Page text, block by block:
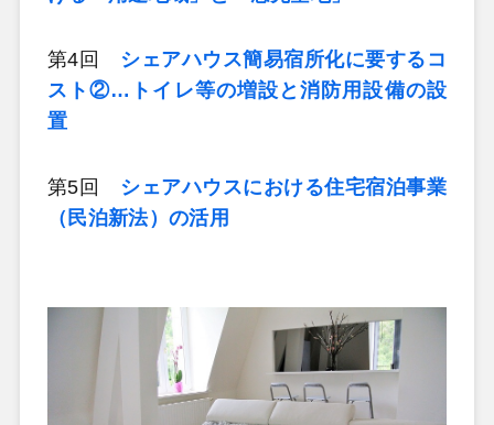
第4回 シェアハウス簡易宿所化に要するコ
スト②…トイレ等の増設と消防用設備の設
置
第5回 シェアハウスにおける住宅宿泊事業
（民泊新法）の活用